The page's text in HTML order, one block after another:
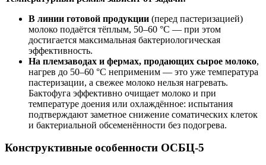
В линии готовой продукции (перед пастеризацией)
молоко подаётся тёплым, 50–60 °C — при этом
достигается максимальная бактериологическая
эффективность.
На племзаводах и фермах, продающих сырое молоко,
нагрев до 50–60 °C неприменим — это уже температура
пастеризации, а свежее молоко нельзя нагревать.
Бактофуга эффективно очищает молоко и при
температуре доения или охлаждённое: испытания
подтверждают заметное снижение соматических клеток
и бактериальной обсеменённости без подогрева.
Конструктивные особенности ОСБЦ-5